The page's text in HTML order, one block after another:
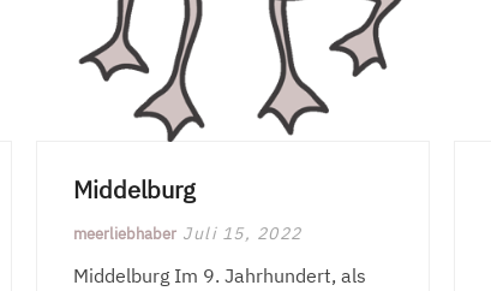
Middelburg
meerliebhaber Juli 15, 2022
Middelburg Im 9. Jahrhundert, als